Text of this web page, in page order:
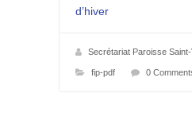
d’hiver
Secrétariat Paroisse
fip-pdf 0